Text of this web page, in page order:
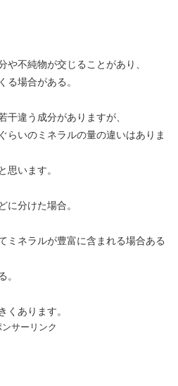
や不純物が交じることがあり、
る場合がある。
干違う成分がありますが、
らいのミネラルの量の違いはありま
思います。
に分けた場合。
ミネラルが豊富に含まれる場合ある
。
くあります。
ンサーリンク